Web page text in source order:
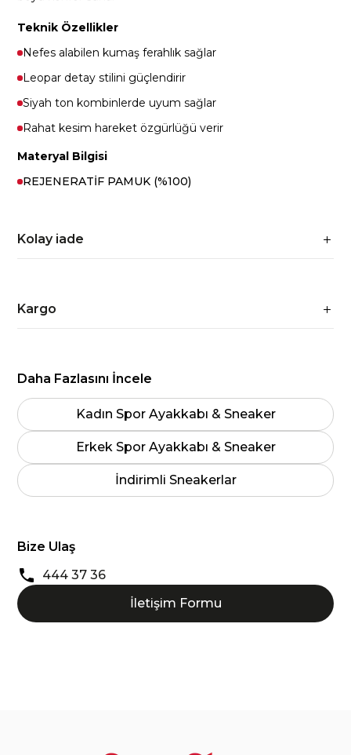
Teknik Özellikler
Nefes alabilen kumaş ferahlık sağlar
Leopar detay stilini güçlendirir
Siyah ton kombinlerde uyum sağlar
Rahat kesim hareket özgürlüğü verir
Materyal Bilgisi
REJENERATİF PAMUK (%100)
Kolay iade
Kargo
Daha Fazlasını İncele
Kadın Spor Ayakkabı & Sneaker
Erkek Spor Ayakkabı & Sneaker
İndirimli Sneakerlar
Bize Ulaş
444 37 36
İletişim Formu